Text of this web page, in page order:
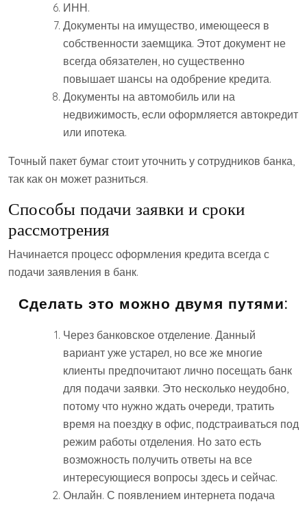
ИНН.
Документы на имущество, имеющееся в
собственности заемщика. Этот документ не
всегда обязателен, но существенно
повышает шансы на одобрение кредита.
Документы на автомобиль или на
недвижимость, если оформляется автокредит
или ипотека.
Точный пакет бумаг стоит уточнить у сотрудников банка,
так как он может разниться.
Способы подачи заявки и сроки
рассмотрения
Начинается процесс оформления кредита всегда с
подачи заявления в банк.
Сделать это можно двумя путями:
Через банковское отделение. Данный
вариант уже устарел, но все же многие
клиенты предпочитают лично посещать банк
для подачи заявки. Это несколько неудобно,
потому что нужно ждать очереди, тратить
время на поездку в офис, подстраиваться под
режим работы отделения. Но зато есть
возможность получить ответы на все
интересующиеся вопросы здесь и сейчас.
Онлайн. С появлением интернета подача